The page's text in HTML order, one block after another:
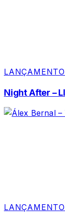
Night After –